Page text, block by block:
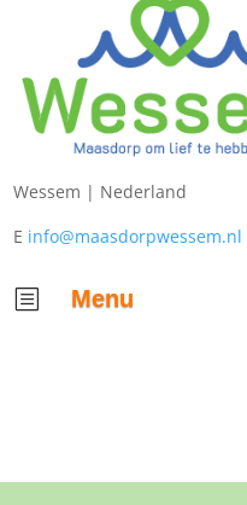
Wessem | Nederland
E info@maasdorpwessem.nl
b Menu